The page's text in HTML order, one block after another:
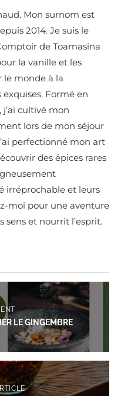
Mon surnom est
2014. Je suis le
de Toamasina
la vanille et les
le monde à la
exquises. Formé en
cultivé mon
lors de mon séjour
perfectionné mon art
des épices rares
irréprochable et leurs
moi pour une aventure
et nourrit l’esprit.
LE GINGEMBRE